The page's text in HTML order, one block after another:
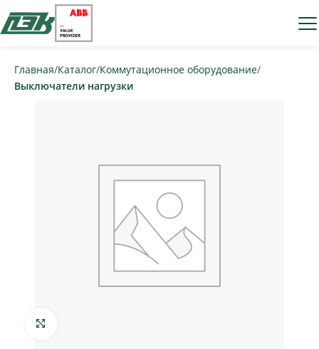
Главная Каталог Коммутационное оборудование
Выключатели нагрузки